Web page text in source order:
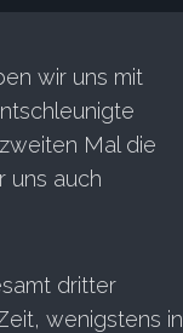
wir uns mit
Mal die
uns auch
dritter
wenigstens in